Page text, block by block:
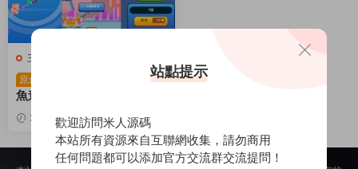
三網H5小遊戲
原創
三網H5小遊戲【像素
魚進化2】Win一鍵服務端+
Linux手工服務端+源碼+視
頻架設教程
2025-12-05 507 30
站點提示
歡迎訪問米人源碼
本站所有資源來自互聯網收集，請勿商用
任何問題都可以添加官方交流群交流提問！